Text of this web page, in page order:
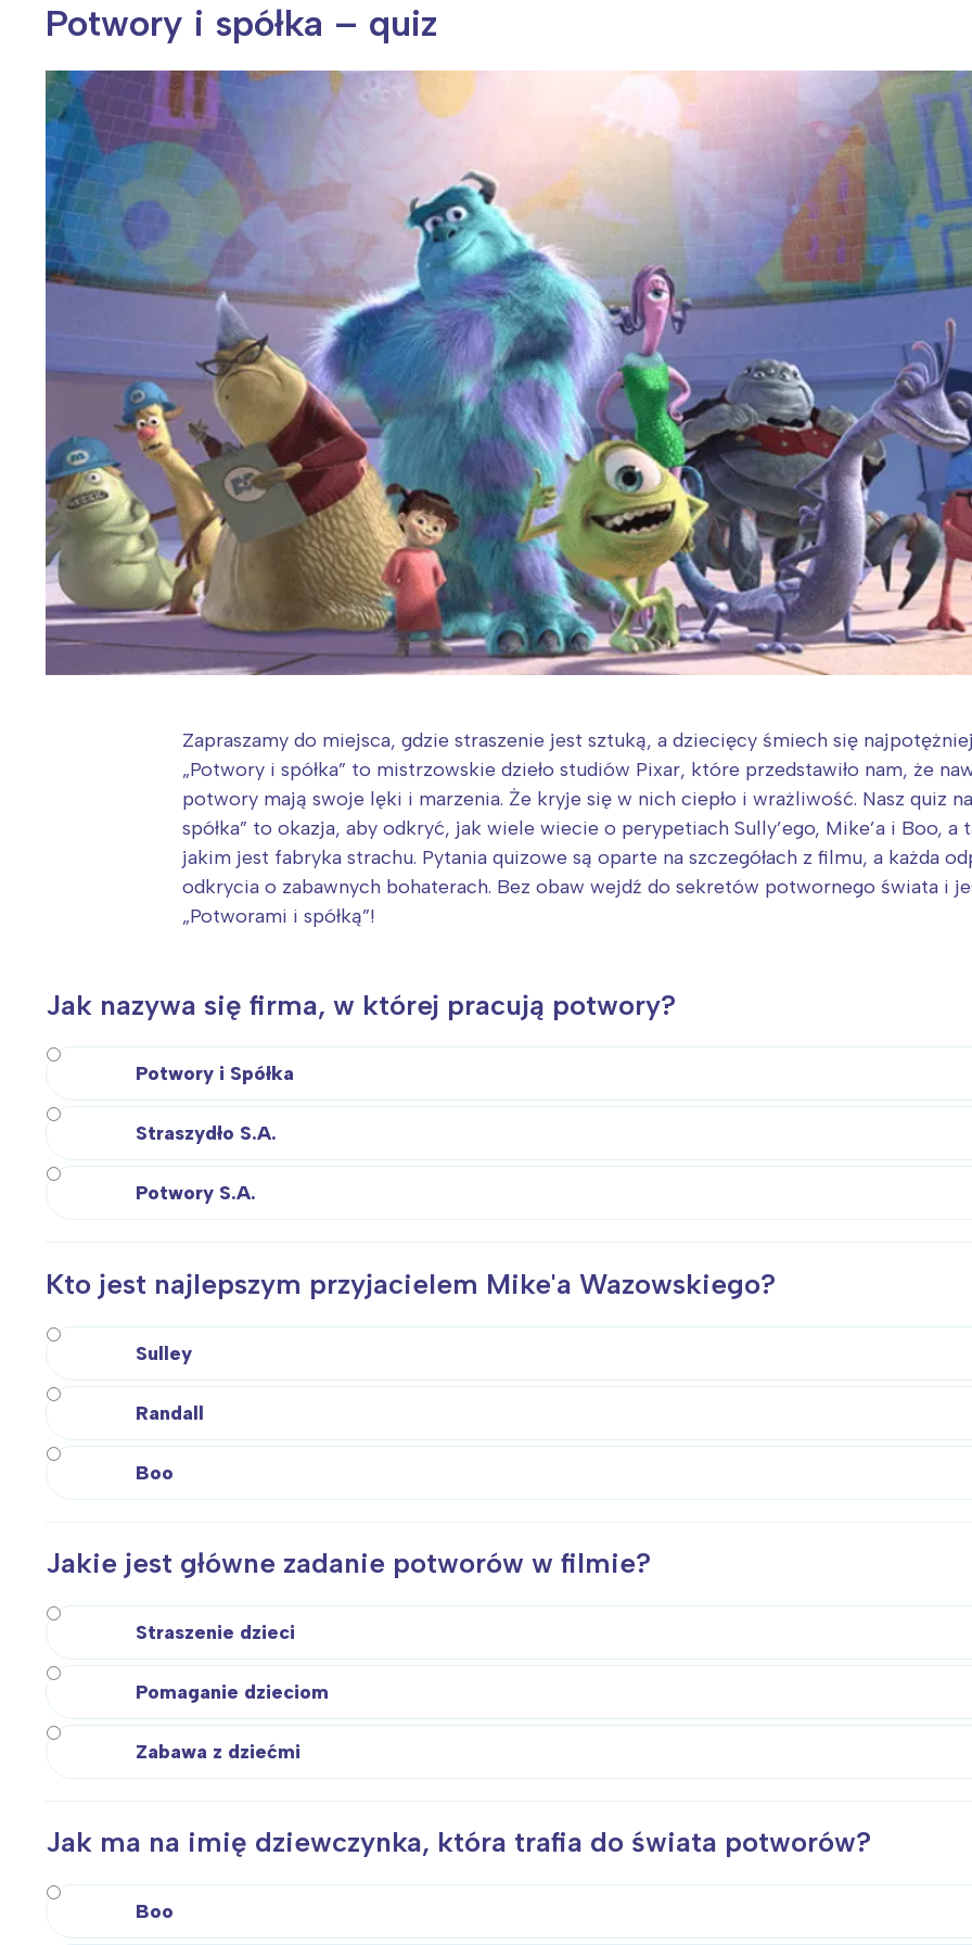
Wiosenny koncert ptaków na płocie Pszczoła i kwitnący ul
Potwory i spółka – quiz
Zapraszamy do miejsca, gdzie straszenie jest sztuką, a dziecięcy śmiech się
„Potwory i spółka” to mistrzowskie dzieło studiów Pixar, które przedstawiło nam, że
potwory mają swoje lęki i marzenia. Że kryje się w nich ciepło i wrażliwość. Nasz quiz
spółka” to okazja, aby odkryć, jak wiele wiecie o perypetiach Sully’ego, Mike’a i Boo,
jakim jest fabryka strachu. Pytania quizowe są oparte na szczegółach z filmu, a każda
odkrycia o zabawnych bohaterach. Bez obaw wejdź do sekretów potwornego świata i
„Potworami i spółką”!
Jak nazywa się firma, w której pracują potwory?
Potwory i Spółka
Straszydło S.A.
Potwory S.A.
Kto jest najlepszym przyjacielem Mike'a Wazowskiego?
Sulley
Randall
Boo
Jakie jest główne zadanie potworów w filmie?
Straszenie dzieci
Pomaganie dzieciom
Zabawa z dziećmi
Jak ma na imię dziewczynka, która trafia do świata potworów?
Boo
Warszawa
Śląsk